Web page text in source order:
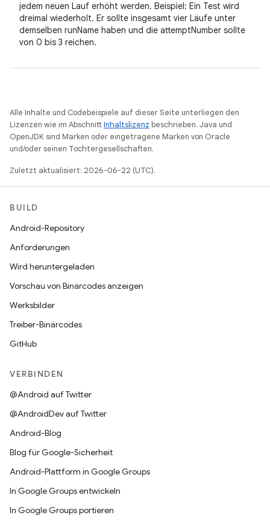
jedem neuen Lauf erhöht werden. Beispiel: Ein Test wird
dreimal wiederholt. Er sollte insgesamt vier Läufe unter
demselben runName haben und die attemptNumber sollte
von 0 bis 3 reichen.
Alle Inhalte und Codebeispiele auf dieser Seite unterliegen den
Lizenzen wie im AbschnittInhaltslizenz beschrieben. Java und
OpenJDK sind Marken oder eingetragene Marken von Oracle
und/oder seinen Tochtergesellschaften.
Zuletzt aktualisiert: 2026-06-22 (UTC).
BUILD
Android-Repository
Anforderungen
Wird heruntergeladen
Vorschau von Binärcodes anzeigen
Werksbilder
Treiber-Binärcodes
GitHub
VERBINDEN
@Android auf Twitter
@AndroidDev auf Twitter
Android-Blog
Blog für Google-Sicherheit
Android-Plattform in Google Groups
In Google Groups entwickeln
In Google Groups portieren